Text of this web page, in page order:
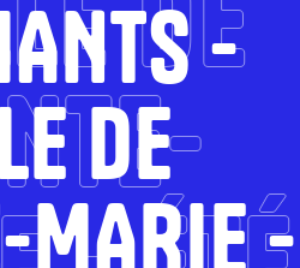
DE
-
DE
MARIE -